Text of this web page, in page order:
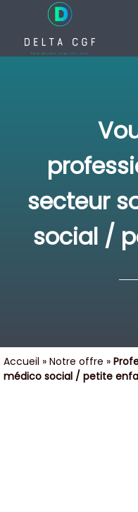
secteur
social /
Accueil » Notre offre »
médico social / petite